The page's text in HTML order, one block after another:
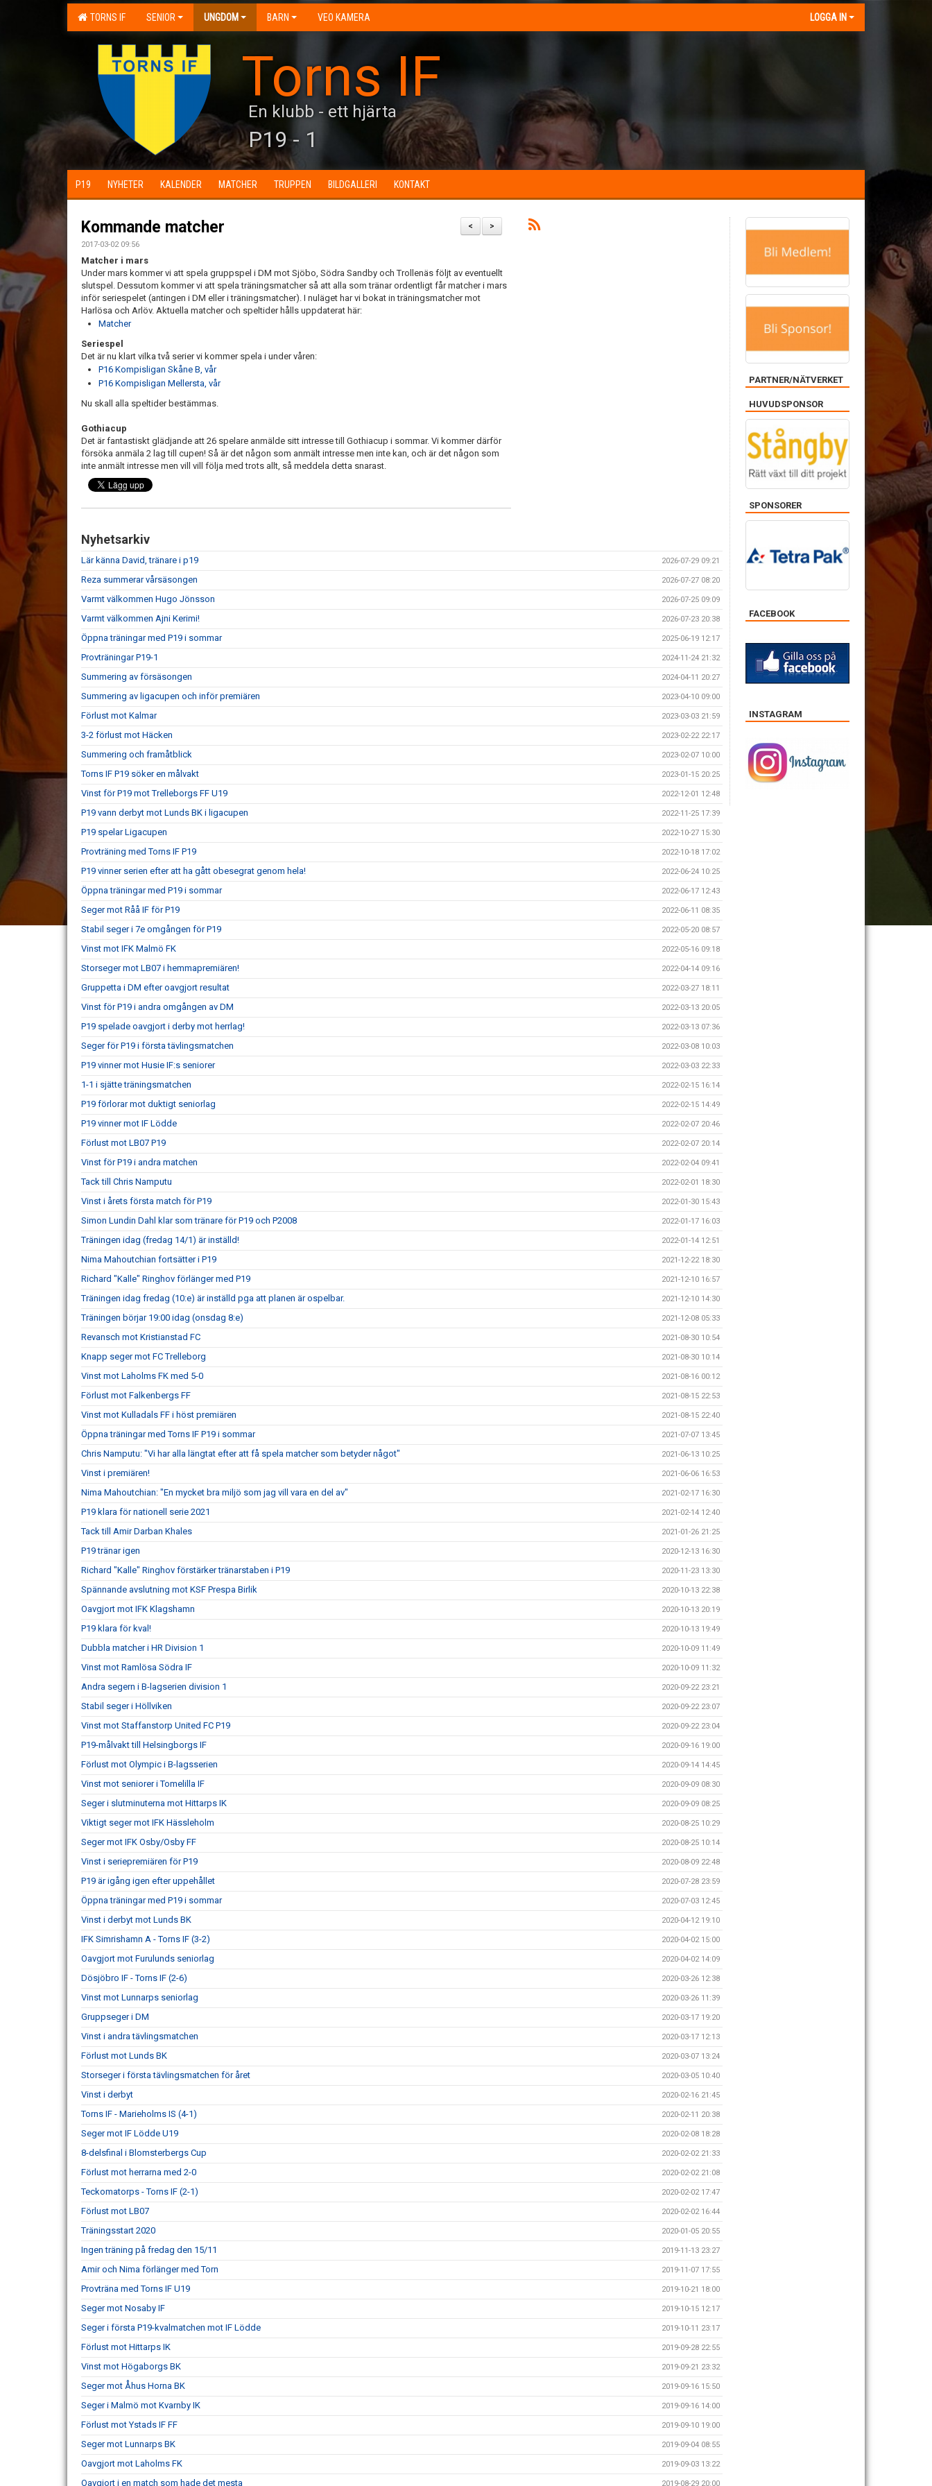
TORNS IF SENIOR UNGDOM BARN VEO KAMERA LOGGA IN
Torns IF
En klubb - ett hjärta
P19 - 1
P19 NYHETER KALENDER MATCHER TRUPPEN BILDGALLERI KONTAKT
>
<
Kommande matcher
2017-03-02 09:56
Matcher i mars
Under mars kommer vi att spela gruppspel i DM mot Sjöbo, Södra Sandby och Trollenäs följt av eventuellt
slutspel. Dessutom kommer vi att spela träningsmatcher så att alla som tränar ordentligt får matcher i mars
inför seriespelet (antingen i DM eller i träningsmatcher). I nuläget har vi bokat in träningsmatcher mot
Harlösa och Arlöv. Aktuella matcher och speltider hålls uppdaterat här:
Matcher
Seriespel
Det är nu klart vilka två serier vi kommer spela i under våren:
P16 Kompisligan Skåne B, vår
P16 Kompisligan Mellersta, vår
Nu skall alla speltider bestämmas.
Gothiacup
Det är fantastiskt glädjande att 26 spelare anmälde sitt intresse till Gothiacup i sommar. Vi kommer därför
försöka anmäla 2 lag till cupen! Så är det någon som anmält intresse men inte kan, och är det någon som
inte anmält intresse men vill vill följa med trots allt, så meddela detta snarast.
Nyhetsarkiv
Lär känna David, tränare i p19 2026-07-29 09:21
Reza summerar vårsäsongen 2026-07-27 08:20
Varmt välkommen Hugo Jönsson 2026-07-25 09:09
Varmt välkommen Ajni Kerimi! 2026-07-23 20:38
Öppna träningar med P19 i sommar 2025-06-19 12:17
Provträningar P19-1 2024-11-24 21:32
Summering av försäsongen 2024-04-11 20:27
Summering av ligacupen och inför premiären 2023-04-10 09:00
Förlust mot Kalmar 2023-03-03 21:59
3-2 förlust mot Häcken 2023-02-22 22:17
Summering och framåtblick 2023-02-07 10:00
Torns IF P19 söker en målvakt 2023-01-15 20:25
Vinst för P19 mot Trelleborgs FF U19 2022-12-01 12:48
P19 vann derbyt mot Lunds BK i ligacupen 2022-11-25 17:39
P19 spelar Ligacupen 2022-10-27 15:30
Provträning med Torns IF P19 2022-10-18 17:02
P19 vinner serien efter att ha gått obesegrat genom hela! 2022-06-24 10:25
Öppna träningar med P19 i sommar 2022-06-17 12:43
Seger mot Råå IF för P19 2022-06-11 08:35
Stabil seger i 7e omgången för P19 2022-05-20 08:57
Vinst mot IFK Malmö FK 2022-05-16 09:18
Storseger mot LB07 i hemmapremiären! 2022-04-14 09:16
Gruppetta i DM efter oavgjort resultat 2022-03-27 18:11
Vinst för P19 i andra omgången av DM 2022-03-13 20:05
P19 spelade oavgjort i derby mot herrlag! 2022-03-13 07:36
Seger för P19 i första tävlingsmatchen 2022-03-08 10:03
P19 vinner mot Husie IF:s seniorer 2022-03-03 22:33
1-1 i sjätte träningsmatchen 2022-02-15 16:14
P19 förlorar mot duktigt seniorlag 2022-02-15 14:49
P19 vinner mot IF Lödde 2022-02-07 20:46
Förlust mot LB07 P19 2022-02-07 20:14
Vinst för P19 i andra matchen 2022-02-04 09:41
Tack till Chris Namputu 2022-02-01 18:30
Vinst i årets första match för P19 2022-01-30 15:43
Simon Lundin Dahl klar som tränare för P19 och P2008 2022-01-17 16:03
Träningen idag (fredag 14/1) är inställd! 2022-01-14 12:51
Nima Mahoutchian fortsätter i P19 2021-12-22 18:30
Richard "Kalle" Ringhov förlänger med P19 2021-12-10 16:57
Träningen idag fredag (10:e) är inställd pga att planen är ospelbar. 2021-12-10 14:30
Träningen börjar 19:00 idag (onsdag 8:e) 2021-12-08 05:33
Revansch mot Kristianstad FC 2021-08-30 10:54
Knapp seger mot FC Trelleborg 2021-08-30 10:14
Vinst mot Laholms FK med 5-0 2021-08-16 00:12
Förlust mot Falkenbergs FF 2021-08-15 22:53
Vinst mot Kulladals FF i höst premiären 2021-08-15 22:40
Öppna träningar med Torns IF P19 i sommar 2021-07-07 13:45
Chris Namputu: "Vi har alla längtat efter att få spela matcher som betyder något" 2021-06-13 10:25
Vinst i premiären! 2021-06-06 16:53
Nima Mahoutchian: "En mycket bra miljö som jag vill vara en del av" 2021-02-17 16:30
P19 klara för nationell serie 2021 2021-02-14 12:40
Tack till Amir Darban Khales 2021-01-26 21:25
P19 tränar igen 2020-12-13 16:30
Richard "Kalle" Ringhov förstärker tränarstaben i P19 2020-11-23 13:30
Spännande avslutning mot KSF Prespa Birlik 2020-10-13 22:38
Oavgjort mot IFK Klagshamn 2020-10-13 20:19
P19 klara för kval! 2020-10-13 19:49
Dubbla matcher i HR Division 1 2020-10-09 11:49
Vinst mot Ramlösa Södra IF 2020-10-09 11:32
Andra segern i B-lagserien division 1 2020-09-22 23:21
Stabil seger i Höllviken 2020-09-22 23:07
Vinst mot Staffanstorp United FC P19 2020-09-22 23:04
P19-målvakt till Helsingborgs IF 2020-09-16 19:00
Förlust mot Olympic i B-lagsserien 2020-09-14 14:45
Vinst mot seniorer i Tomelilla IF 2020-09-09 08:30
Seger i slutminuterna mot Hittarps IK 2020-09-09 08:25
Viktigt seger mot IFK Hässleholm 2020-08-25 10:29
Seger mot IFK Osby/Osby FF 2020-08-25 10:14
Vinst i seriepremiären för P19 2020-08-09 22:48
P19 är igång igen efter uppehållet 2020-07-28 23:59
Öppna träningar med P19 i sommar 2020-07-03 12:45
Vinst i derbyt mot Lunds BK 2020-04-12 19:10
IFK Simrishamn A - Torns IF (3-2) 2020-04-02 15:00
Oavgjort mot Furulunds seniorlag 2020-04-02 14:09
Dösjöbro IF - Torns IF (2-6) 2020-03-26 12:38
Vinst mot Lunnarps seniorlag 2020-03-26 11:39
Gruppseger i DM 2020-03-17 19:20
Vinst i andra tävlingsmatchen 2020-03-17 12:13
Förlust mot Lunds BK 2020-03-07 13:24
Storseger i första tävlingsmatchen för året 2020-03-05 10:40
Vinst i derbyt 2020-02-16 21:45
Torns IF - Marieholms IS (4-1) 2020-02-11 20:38
Seger mot IF Lödde U19 2020-02-08 18:28
8-delsfinal i Blomsterbergs Cup 2020-02-02 21:33
Förlust mot herrarna med 2-0 2020-02-02 21:08
Teckomatorps - Torns IF (2-1) 2020-02-02 17:47
Förlust mot LB07 2020-02-02 16:44
Träningsstart 2020 2020-01-05 20:55
Ingen träning på fredag den 15/11 2019-11-13 23:27
Amir och Nima förlänger med Torn 2019-11-07 17:55
Provträna med Torns IF U19 2019-10-21 18:00
Seger mot Nosaby IF 2019-10-15 12:17
Seger i första P19-kvalmatchen mot IF Lödde 2019-10-11 23:17
Förlust mot Hittarps IK 2019-09-28 22:55
Vinst mot Högaborgs BK 2019-09-21 23:32
Seger mot Åhus Horna BK 2019-09-16 15:50
Seger i Malmö mot Kvarnby IK 2019-09-16 14:00
Förlust mot Ystads IF FF 2019-09-10 19:00
Seger mot Lunnarps BK 2019-09-04 08:55
Oavgjort mot Laholms FK 2019-09-03 13:22
Oavgjort i en match som hade det mesta 2019-08-29 20:00
PARTNER/NÄTVERKET
HUVUDSPONSOR
SPONSORER
FACEBOOK
INSTAGRAM